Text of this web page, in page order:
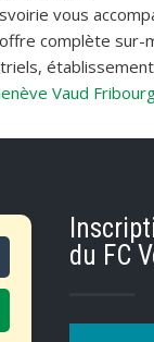
vous
complète
Vaud
du FC